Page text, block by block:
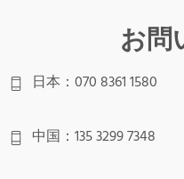
本社：広東省珠海市高
188号華発中以国際産業